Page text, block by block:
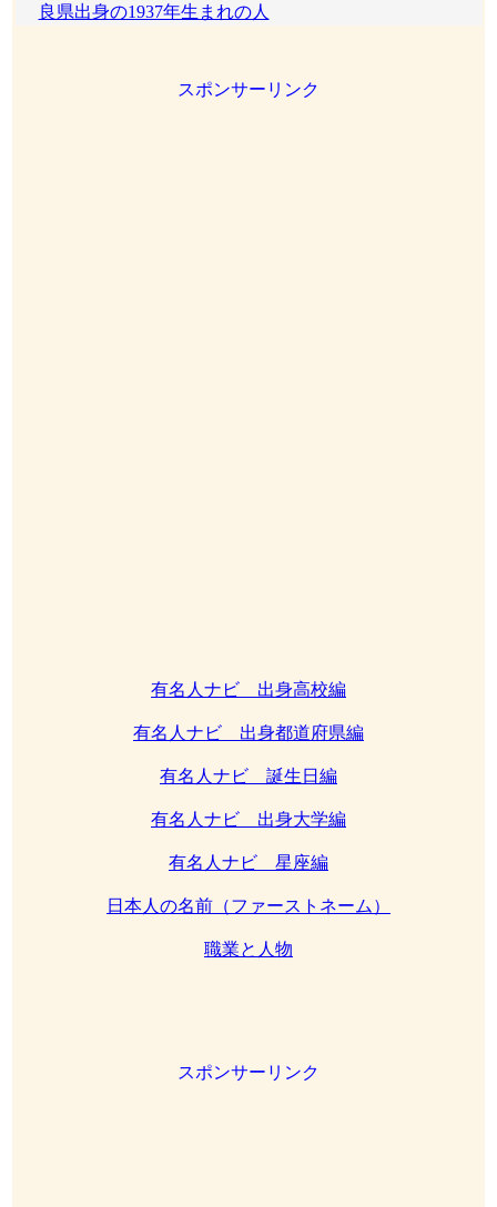
良県出身の1937年生まれの人
スポンサーリンク
有名人ナビ 出身高校編
有名人ナビ 出身都道府県編
有名人ナビ 誕生日編
有名人ナビ 出身大学編
有名人ナビ 星座編
日本人の名前（ファーストネーム）
職業と人物
スポンサーリンク